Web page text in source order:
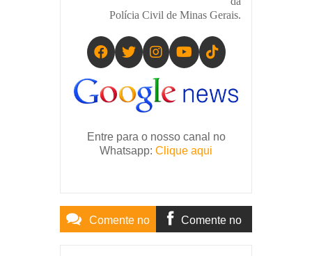
Polícia Civil de Minas Gerais.
Entre para o nosso canal no
Whatsapp: Clique aqui
Comente no Comente no